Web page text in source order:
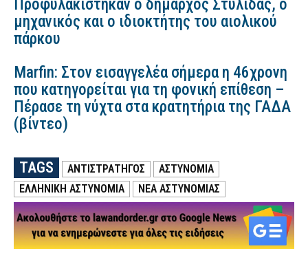
Προφυλακίστηκαν ο δήμαρχος Στυλίδας, ο
μηχανικός και ο ιδιοκτήτης του αιολικού
πάρκου
Marfin: Στον εισαγγελέα σήμερα η 46χρονη
που κατηγορείται για τη φονική επίθεση –
Πέρασε τη νύχτα στα κρατητήρια της ΓΑΔΑ
(βίντεο)
TAGS ΑΝΤΙΣΤΡΑΤΗΓΟΣ
ΑΣΤΥΝΟΜΙΑ
ΕΛΛΗΝΙΚΗ ΑΣΤΥΝΟΜΙΑ
ΝΕΑ ΑΣΤΥΝΟΜΙΑΣ